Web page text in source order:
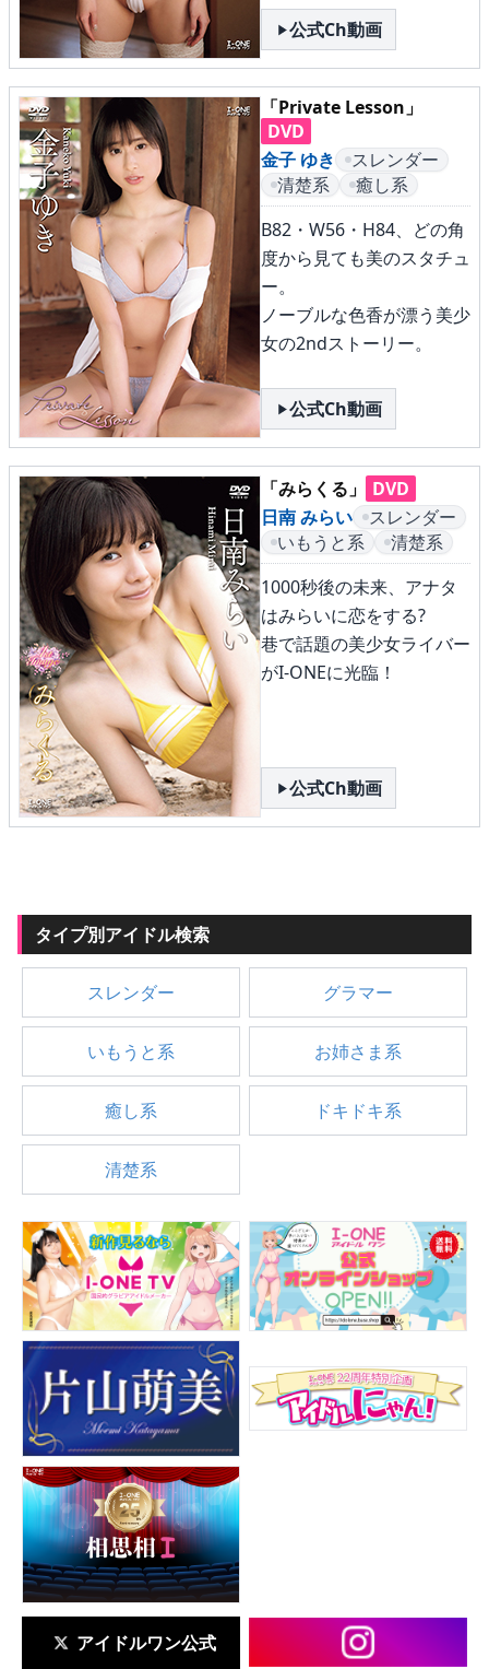
公式Ch動画
「Private Lesson」
DVD
金子 ゆき
スレンダー
清楚系
癒し系
B82・W56・H84、どの角
度から見ても美のスタチュ
ー。
ノーブルな色香が漂う美少
女の2ndストーリー。
公式Ch動画
「みらくる」
DVD
日南 みらい
スレンダー
いもうと系
清楚系
1000秒後の未来、アナタ
はみらいに恋をする?
巷で話題の美少女ライバー
がI-ONEに光臨！
公式Ch動画
タイプ別アイドル検索
スレンダー グラマー
いもうと系 お姉さま系
癒し系 ドキドキ系
清楚系
アイドルワン公式